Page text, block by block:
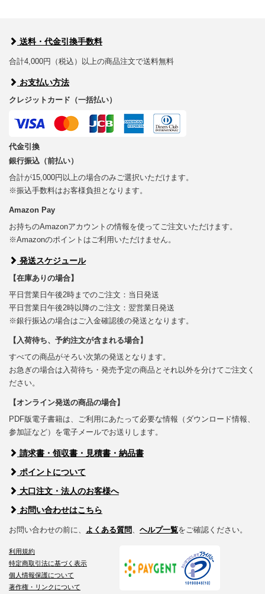
送料・代金引換手数料
合計4,000円（税込）以上の商品注文で送料無料
お支払い方法
クレジットカード（一括払い）
代金引換
銀行振込（前払い）
合計が15,000円以上の場合のみご選択いただけます。
※振込手数料はお客様負担となります。
Amazon Pay
お持ちのAmazonアカウントの情報を使ってご注文いただけます。
※Amazonのポイントはご利用いただけません。
発送スケジュール
【在庫ありの場合】
平日営業日午後2時までのご注文：当日発送
平日営業日午後2時以降のご注文：翌営業日発送
※銀行振込の場合はご入金確認後の発送となります。
【入荷待ち、予約注文が含まれる場合】
すべての商品がそろい次第の発送となります。
お急ぎの場合は入荷待ち・発売予定の商品とそれ以外を分けてご注文く
ださい。
【オンライン発送の商品の場合】
PDF版電子書籍は、ご利用にあたって必要な情報（ダウンロード情報、
参加証など）を電子メールでお送りします。
請求書・領収書・見積書・納品書
ポイントについて
大口注文・法人のお客様へ
お問い合わせはこちら
お問い合わせの前に、 よくある質問、 ヘルプ一覧をご確認ください。
利用規約
特定商取引法に基づく表示
個人情報保護について
著作権・リンクについて